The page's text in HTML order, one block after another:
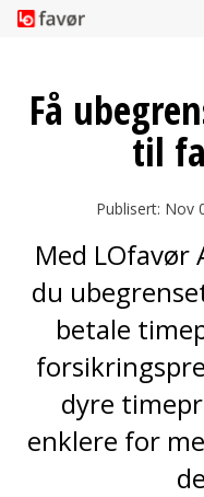
Få
til
Publisert: Nov
Med
du
betale
dyre
enklere for